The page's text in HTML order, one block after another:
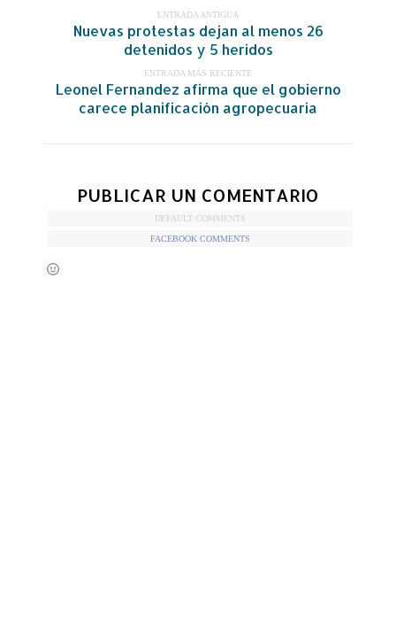
ENTRADA ANTIGUA
Nuevas protestas dejan al menos 26
detenidos y 5 heridos
ENTRADA MÁS RECIENTE
Leonel Fernandez afirma que el gobierno
carece planificación agropecuaria
PUBLICAR UN COMENTARIO
DEFAULT COMMENTS
FACEBOOK COMMENTS